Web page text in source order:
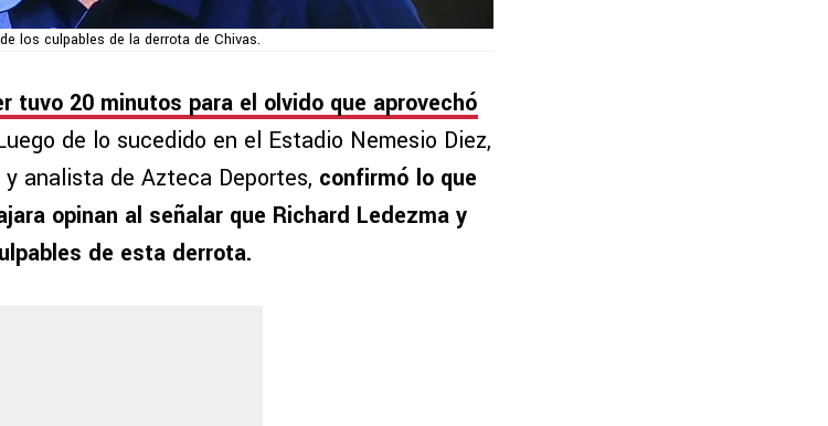
los culpables de la derrota de Chivas.
tuvo 20 minutos para el olvido que aprovechó
de lo sucedido en el Estadio Nemesio Diez,
analista de Azteca Deportes, confirmó lo que
opinan al señalar que Richard Ledezma y
de esta derrota.